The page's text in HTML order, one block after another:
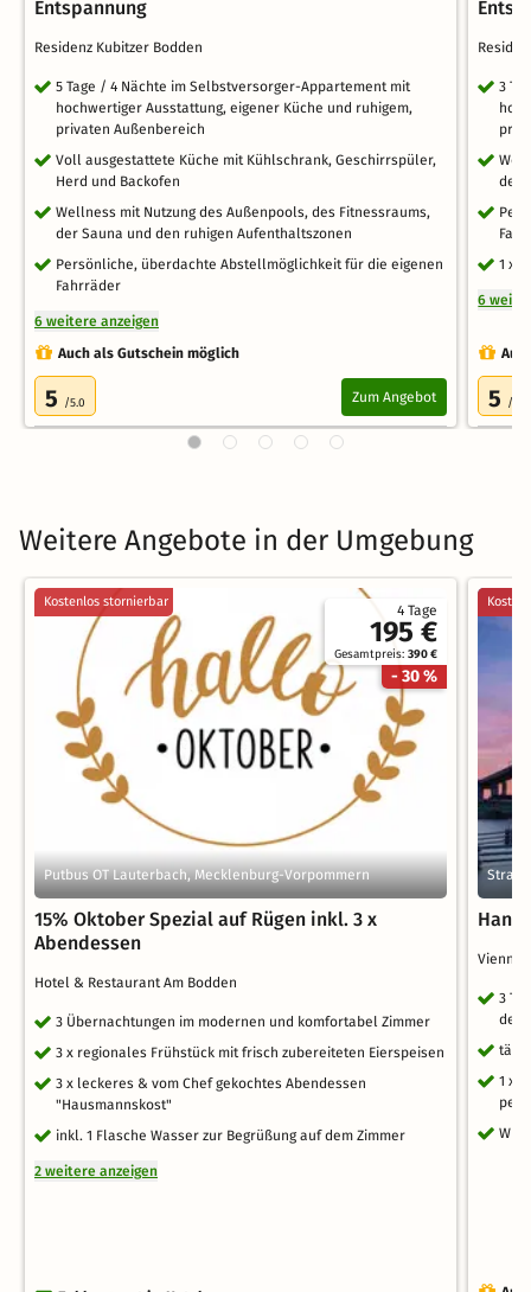
Entspannung
Residenz Kubitzer Bodden
5 Tage / 4 Nächte im Selbstversorger-Appartement mit
hochwertiger Ausstattung, eigener Küche und ruhigem,
privaten Außenbereich
Voll ausgestattete Küche mit Kühlschrank, Geschirrspüler,
Herd und Backofen
Wellness mit Nutzung des Außenpools, des Fitnessraums,
der Sauna und den ruhigen Aufenthaltszonen
Persönliche, überdachte Abstellmöglichkeit für die eigenen
Fahrräder
6 weitere anzeigen
Auch als Gutschein möglich
5 /5.0 Zum Angebot
3
der
1 x
6
5 /5.0
Weitere Angebote in der Umgebung
4 Tage
195 €
Gesamtpreis:390 €
- 30 %
Kostenlos stornierbar
Putbus OT Lauterbach, Mecklenburg-Vorpommern
15% Oktober Spezial auf Rügen inkl. 3 x
Abendessen
Hotel & Restaurant Am Bodden
3 Übernachtungen im modernen und komfortabel Zimmer
3 x regionales Frühstück mit frisch zubereiteten Eierspeisen
3 x leckeres & vom Chef gekochtes Abendessen
"Hausmannskost"
inkl. 1 Flasche Wasser zur Begrüßung auf dem Zimmer
2 weitere anzeigen
Vienna
3
der
1 x